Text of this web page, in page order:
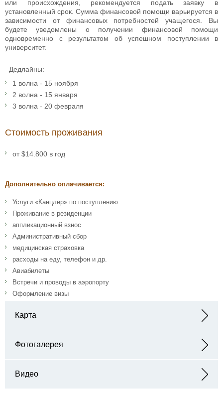
или происхождения, рекомендуется подать заявку в
установленный срок. Сумма финансовой помощи варьируется в
зависимости от финансовых потребностей учащегося. Вы
будете уведомлены о получении финансовой помощи
одновременно с результатом об успешном поступлении в
университет.
Дедлайны:
1 волна - 15 ноября
2 волна - 15 января
3 волна - 20 февраля
Стоимость проживания
от $14.800 в год
Дополнительно оплачивается:
Услуги «Канцлер» по поступлению
Проживание в резиденции
аппликационный взнос
Административный сбор
медицинская страховка
расходы на еду, телефон и др.
Авиабилеты
Встречи и проводы в аэропорту
Оформление визы
Карта
Фотогалерея
Видео